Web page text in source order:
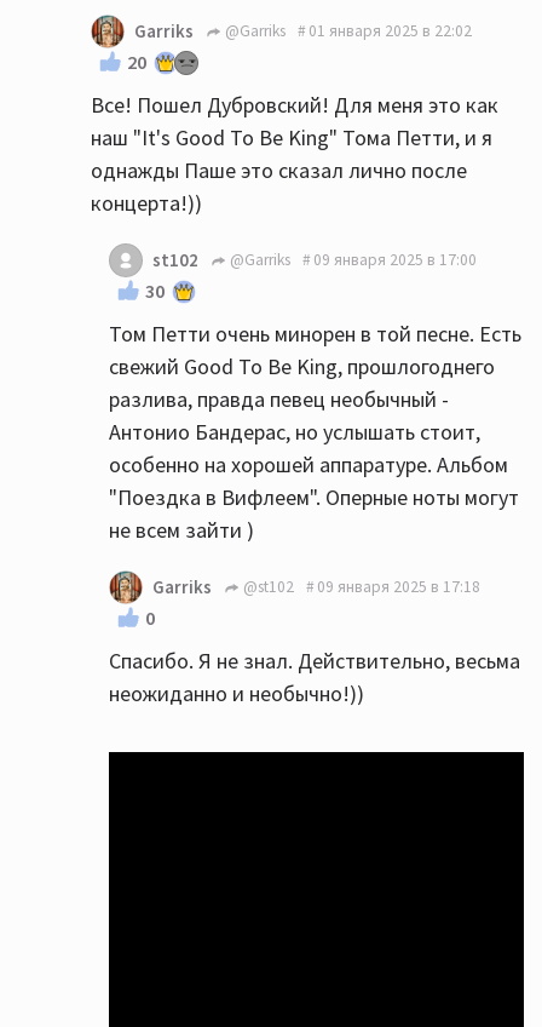
Garriks @Garriks 01 января 2025 в 22:02
20
Все! Пошел Дубровский! Для меня это как
наш "It's Good To Be King" Тома Петти, и я
однажды Паше это сказал лично после
концерта!))
st102 @Garriks 09 января 2025 в 17:00
30
Том Петти очень минорен в той песне. Есть
свежий Good To Be King, прошлогоднего
разлива, правда певец необычный -
Антонио Бандерас, но услышать стоит,
особенно на хорошей аппаратуре. Альбом
"Поездка в Вифлеем". Оперные ноты могут
не всем зайти )
Garriks @st102 09 января 2025 в 17:18
0
Спасибо. Я не знал. Действительно, весьма
неожиданно и необычно!))